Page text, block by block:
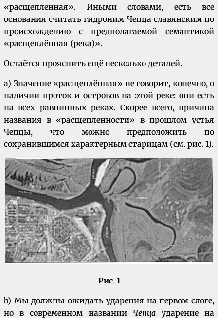
«расщепленная». Иными словами, есть все
основания считать гидроним Чепца славянским по
происхождению с предполагаемой семантикой
«расщеплённая (река)».
Остаётся прояснить ещё несколько деталей.
a) Значение «расщеплённая» не говорит, конечно, о
наличии проток и островов на этой реке: они есть
на всех равнинных реках. Скорее всего, причина
названия в «расщепленности» в прошлом устья
Чепцы, что можно предположить по
сохранившимся характерным старицам (см. рис. 1).
Рис. 1
b) Мы должны ожидать ударения на первом слоге,
но в современном названии Чепца ударение на